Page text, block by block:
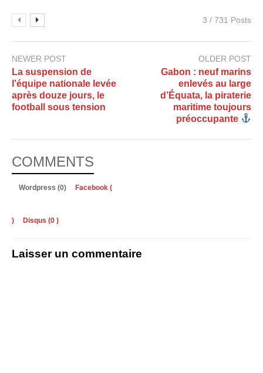
3 / 731 Posts
NEWER POST
La suspension de
l’équipe nationale levée
après douze jours, le
football sous tension
OLDER POST
Gabon : neuf marins
enlevés au large
d’Équata, la piraterie
maritime toujours
préoccupante
COMMENTS
Wordpress (0) Facebook (
) Disqus (0 )
Laisser un commentaire